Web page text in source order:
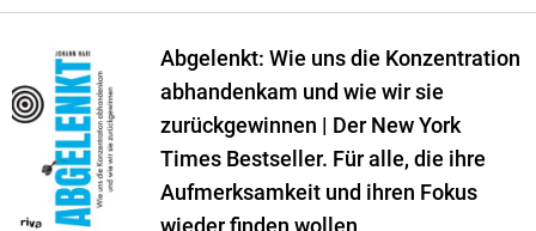
Abgelenkt: Wie uns die Konzentration
abhandenkam und wie wir sie
zurückgewinnen | Der New York
Times Bestseller. Für alle, die ihre
Aufmerksamkeit und ihren Fokus